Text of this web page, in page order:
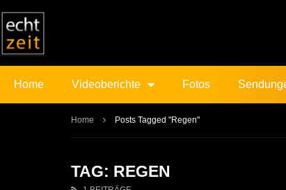
Home Videoberichte Fotos
Home Posts Tagged "Regen"
TAG: REGEN